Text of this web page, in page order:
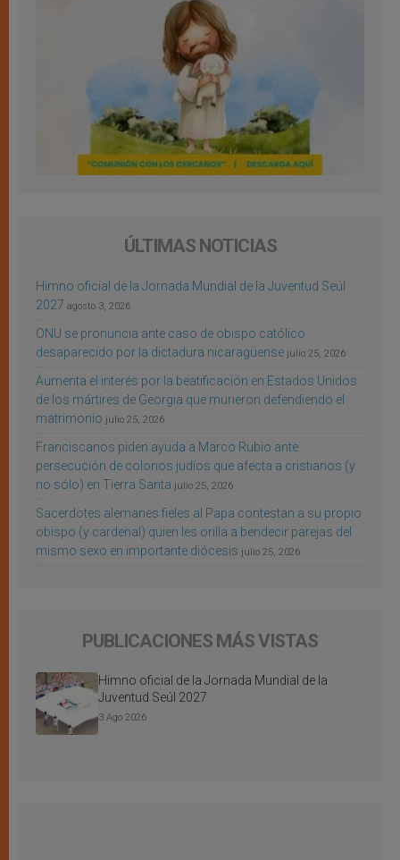
ÚLTIMAS NOTICIAS
Himno oficial de la Jornada Mundial de la Juventud Seúl
2027 agosto 3, 2026
ONU se pronuncia ante caso de obispo católico
desaparecido por la dictadura nicaragüense julio 25, 2026
Aumenta el interés por la beatificación en Estados Unidos
de los mártires de Georgia que murieron defendiendo el
matrimonio julio 25, 2026
Franciscanos piden ayuda a Marco Rubio ante
persecución de colonos judíos que afecta a cristianos (y
no sólo) en Tierra Santa julio 25, 2026
Sacerdotes alemanes fieles al Papa contestan a su propio
obispo (y cardenal) quien les orilla a bendecir parejas del
mismo sexo en importante diócesis julio 25, 2026
PUBLICACIONES MÁS VISTAS
Himno oficial de la Jornada Mundial de la
Juventud Seúl 2027
3 Ago 2026